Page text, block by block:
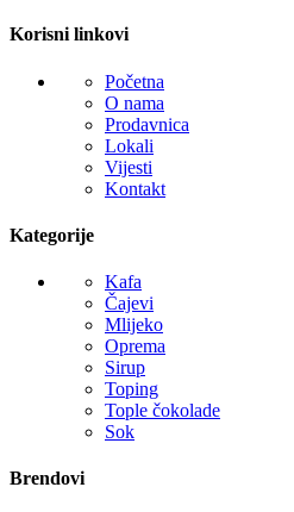
Korisni linkovi
Početna
O nama
Prodavnica
Lokali
Vijesti
Kontakt
Kategorije
Kafa
Čajevi
Mlijeko
Oprema
Sirup
Toping
Tople čokolade
Sok
Brendovi